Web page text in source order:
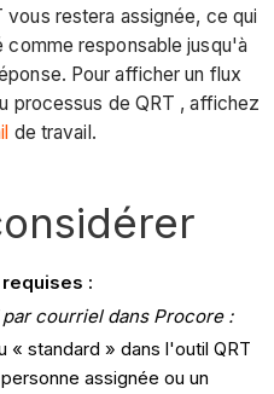
vous restera assignée, ce qui
responsable jusqu'à
Pour afficher un flux
processus de QRT , affichez
de travail.
:
courriel dans Procore :
« standard » dans l'outil QRT
assignée ou un